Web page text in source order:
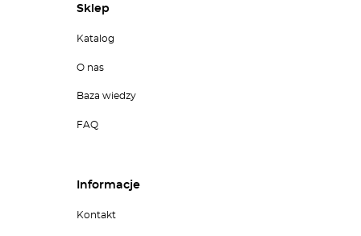
Sklep
Katalog
O nas
Baza wiedzy
FAQ
Informacje
Kontakt